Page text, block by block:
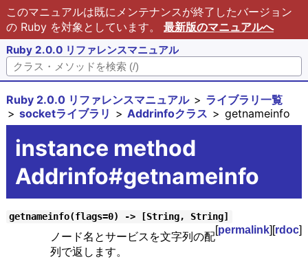
このマニュアルは既にメンテナンスが終了したバージョン
の Ruby を対象としています。 最新版のマニュアルへ
Ruby 2.0.0 リファレンスマニュアル
Ruby 2.0.0 リファレンスマニュアル
ライブラリ一覧
socketライブラリ
Addrinfoクラス getnameinfo
instance method
Addrinfo#getnameinfo
getnameinfo(flags=0) -> [String, String]
[permalink][rdoc]
ノード名とサービスを文字列の配
列で返します。